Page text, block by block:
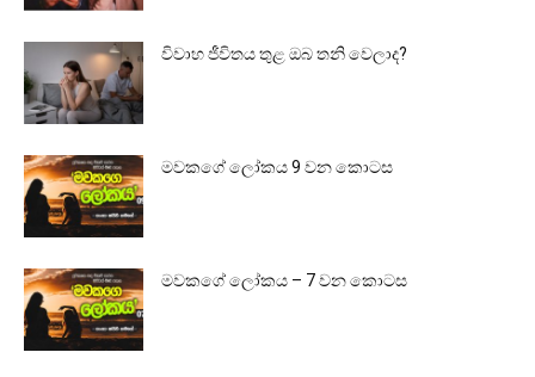
විවාහ ජීවිතය තුළ ඔබ තනි වෙලාද?
මවකගේ ලෝකය 9 වන කොටස
මවකගේ ලෝකය – 7 වන කොටස